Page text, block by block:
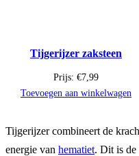
Tijgerijzer zaksteen
Prijs: €7,99
Toevoegen aan winkelwagen
Tijgerijzer combineert de
energie van hematiet. Dit is de